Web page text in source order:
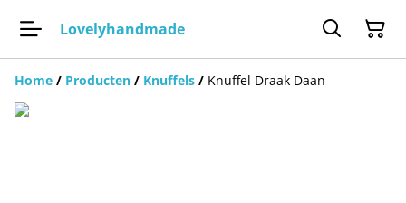
Lovelyhandmade
Home / Producten / Knuffels / Knuffel Draak Daan